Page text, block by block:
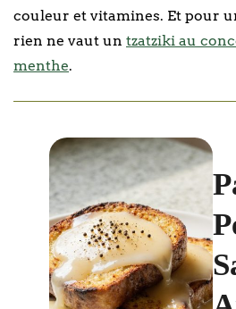
couleur et vitamines. Et pour
rien ne vaut un tzatziki au
menthe.